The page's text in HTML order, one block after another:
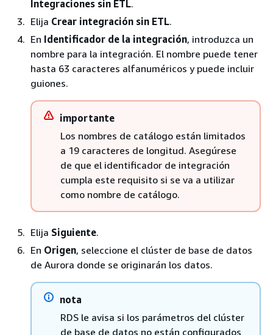
Integraciones sin ETL.
Elija Crear integración sin ETL.
En Identificador de la integración, introduzca un
nombre para la integración. El nombre puede tener
hasta 63 caracteres alfanuméricos y puede incluir
guiones.
importante
Los nombres de catálogo están limitados
a 19 caracteres de longitud. Asegúrese
de que el identificador de integración
cumpla este requisito si se va a utilizar
como nombre de catálogo.
Elija Siguiente.
En Origen, seleccione el clúster de base de datos
de Aurora donde se originarán los datos.
nota
RDS le avisa si los parámetros del clúster
de base de datos no están configurados